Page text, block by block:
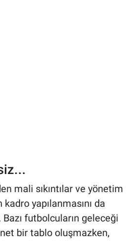
mali sıkıntılar ve yönetim
yapılanmasını da
futbolcuların geleceği
bir tablo oluşmazken,